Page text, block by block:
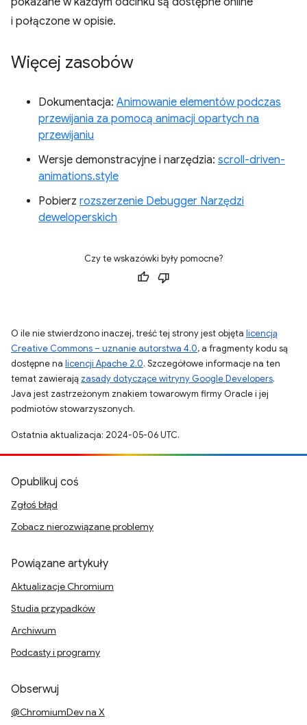
i połączone w opisie.
Więcej zasobów
Dokumentacja: Animowanie elementów podczas
przewijania za pomocą animacji opartych na
przewijaniu
Wersje demonstracyjne i narzędzia: scroll-driven-
animations.style
Pobierz rozszerzenie Debugger Narzędzi
deweloperskich
Czy te wskazówki były pomocne?
O ile nie stwierdzono inaczej, treść tej strony jest objęta licencją
Creative Commons – uznanie autorstwa 4.0, a fragmenty kodu są
dostępne na licencji Apache 2.0. Szczegółowe informacje na ten
temat zawierają zasady dotyczące witryny Google Developers.
Java jest zastrzeżonym znakiem towarowym firmy Oracle i jej
podmiotów stowarzyszonych.
Ostatnia aktualizacja: 2024-05-06 UTC.
Opublikuj coś
Zgłoś błąd
Zobacz nierozwiązane problemy
Powiązane artykuły
Aktualizacje Chromium
Studia przypadków
Archiwum
Podcasty i programy
Obserwuj
@ChromiumDev na X